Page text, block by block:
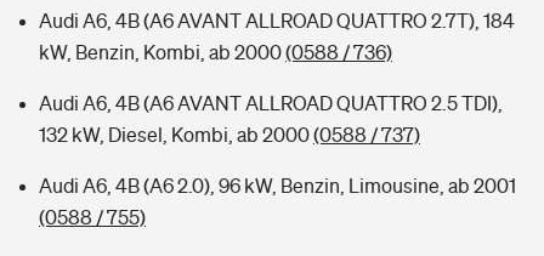
Audi A6, 4B (A6 AVANT ALLROAD QUATTRO 2.7T), 184
kW, Benzin, Kombi, ab 2000(0588 / 736)
Audi A6, 4B (A6 AVANT ALLROAD QUATTRO 2.5 TDI),
132 kW, Diesel, Kombi, ab 2000(0588 / 737)
Audi A6, 4B (A6 2.0), 96 kW, Benzin, Limousine, ab 2001
(0588 / 755)